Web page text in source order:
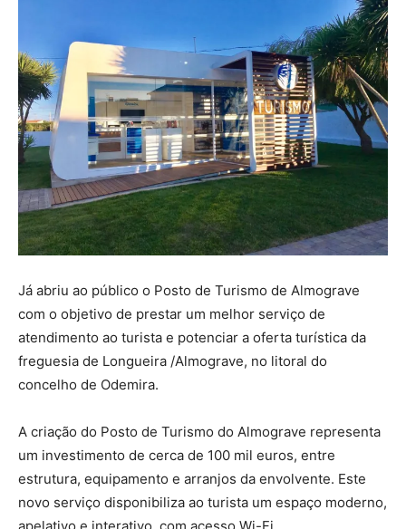
Já abriu ao público o Posto de Turismo de Almograve
com o objetivo de prestar um melhor serviço de
atendimento ao turista e potenciar a oferta turística da
freguesia de Longueira /Almograve, no litoral do
concelho de Odemira.
A criação do Posto de Turismo do Almograve representa
um investimento de cerca de 100 mil euros, entre
estrutura, equipamento e arranjos da envolvente. Este
novo serviço disponibiliza ao turista um espaço moderno,